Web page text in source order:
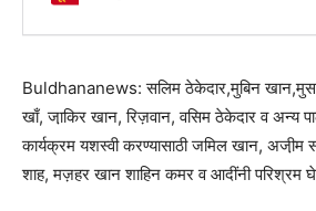
Buldhananews: सलिम ठेकेदार,मुबिन
खाँ, जा़किर खान, रिज़वान, वसिम ठेकेदार व अन्य
कार्यक्रम यशस्वी करण्यासाठी जमिल खान,
शाह, मज़हर खान शाहिन कमर व आदींनी परिश्रम